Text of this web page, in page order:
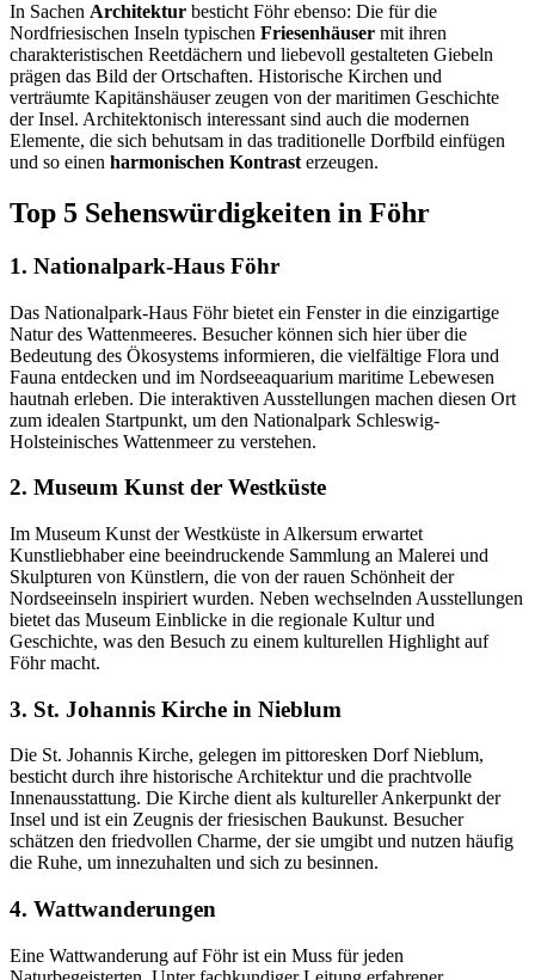
In Sachen Architektur besticht Föhr ebenso: Die für die
Nordfriesischen Inseln typischen Friesenhäuser mit ihren
charakteristischen Reetdächern und liebevoll gestalteten Giebeln
prägen das Bild der Ortschaften. Historische Kirchen und
verträumte Kapitänshäuser zeugen von der maritimen Geschichte
der Insel. Architektonisch interessant sind auch die modernen
Elemente, die sich behutsam in das traditionelle Dorfbild einfügen
und so einen harmonischen Kontrast erzeugen.
Top 5 Sehenswürdigkeiten in Föhr
1. Nationalpark-Haus Föhr
Das Nationalpark-Haus Föhr bietet ein Fenster in die einzigartige
Natur des Wattenmeeres. Besucher können sich hier über die
Bedeutung des Ökosystems informieren, die vielfältige Flora und
Fauna entdecken und im Nordseeaquarium maritime Lebewesen
hautnah erleben. Die interaktiven Ausstellungen machen diesen Ort
zum idealen Startpunkt, um den Nationalpark Schleswig-
Holsteinisches Wattenmeer zu verstehen.
2. Museum Kunst der Westküste
Im Museum Kunst der Westküste in Alkersum erwartet
Kunstliebhaber eine beeindruckende Sammlung an Malerei und
Skulpturen von Künstlern, die von der rauen Schönheit der
Nordseeinseln inspiriert wurden. Neben wechselnden Ausstellungen
bietet das Museum Einblicke in die regionale Kultur und
Geschichte, was den Besuch zu einem kulturellen Highlight auf
Föhr macht.
3. St. Johannis Kirche in Nieblum
Die St. Johannis Kirche, gelegen im pittoresken Dorf Nieblum,
besticht durch ihre historische Architektur und die prachtvolle
Innenausstattung. Die Kirche dient als kultureller Ankerpunkt der
Insel und ist ein Zeugnis der friesischen Baukunst. Besucher
schätzen den friedvollen Charme, der sie umgibt und nutzen häufig
die Ruhe, um innezuhalten und sich zu besinnen.
4. Wattwanderungen
Eine Wattwanderung auf Föhr ist ein Muss für jeden